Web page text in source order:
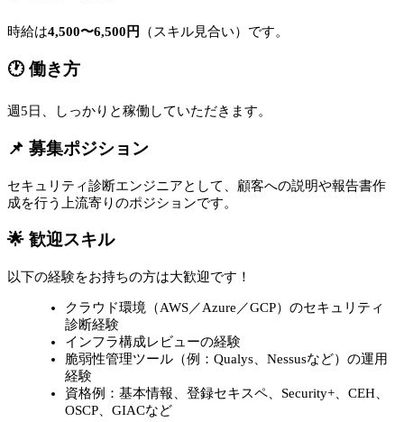
時給は4,500〜6,500円 （スキル見合い）です。
🕐 働き方
週5日、しっかりと稼働していただきます。
📌 募集ポジション
セキュリティ診断エンジニアとして、顧客への説明や報告書作
成を行う上流寄りのポジションです。
🌟 歓迎スキル
以下の経験をお持ちの方は大歓迎です！
クラウド環境（AWS／Azure／GCP）のセキュリティ
診断経験
インフラ構成レビューの経験
脆弱性管理ツール（例：Qualys、Nessusなど）の運用
経験
資格例：基本情報、登録セキスペ、Security+、CEH、
OSCP、GIACなど